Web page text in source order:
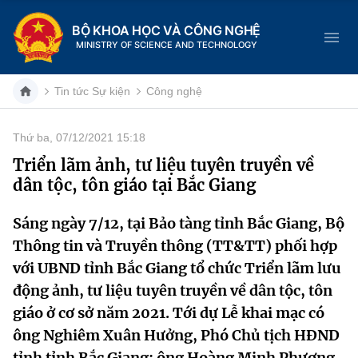
BỘ KHOA HỌC VÀ CÔNG NGHỆ
MINISTRY OF SCIENCE AND TECHNOLOGY
Danh mục
Trang chủ
Giới thiệu
Chức năng nhiệm vụ
Cơ cấu tổ chức
Lịch sử phát triển
Tin tức sự kiện
Khoa học và Công nghệ
Đổi mới sáng tạo
Dịch vụ công
Hệ thống văn bản
Tin tức Sự kiện Công nghệ
Thứ ba, 07/12/2021 15:18
Triển lãm ảnh, tư liệu tuyên truyền về
dân tộc, tôn giáo tại Bắc Giang
Sáng ngày 7/12, tại Bảo tàng tỉnh Bắc Giang, Bộ
Thông tin và Truyền thông (TT&TT) phối hợp
với UBND tỉnh Bắc Giang tổ chức Triển lãm lưu
động ảnh, tư liệu tuyên truyền về dân tộc, tôn
giáo ở cơ sở năm 2021. Tới dự Lễ khai mạc có
ông Nghiêm Xuân Hưởng, Phó Chủ tịch HĐND